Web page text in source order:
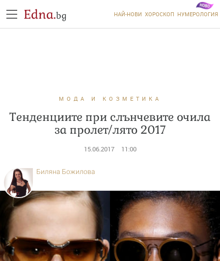
Edna.bg НАЙ-НОВИ ХОРОСКОП НУМЕРОЛОГИЯ
МОДА И КОЗМЕТИКА
Тенденциите при слънчевите очила
за пролет/лято 2017
15.06.2017 11:00
Биляна Божилова